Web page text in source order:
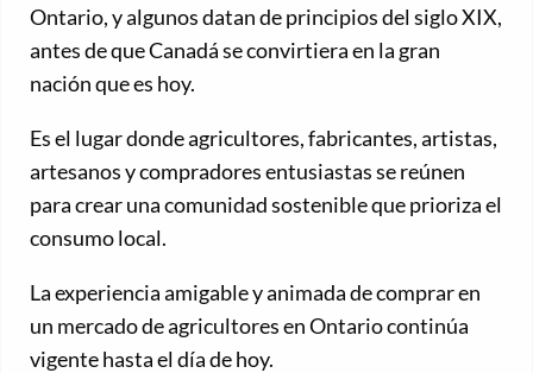
Ontario, y algunos datan de principios del siglo XIX,
antes de que Canadá se convirtiera en la gran
nación que es hoy.
Es el lugar donde agricultores, fabricantes, artistas,
artesanos y compradores entusiastas se reúnen
para crear una comunidad sostenible que prioriza el
consumo local.
La experiencia amigable y animada de comprar en
un mercado de agricultores en Ontario continúa
vigente hasta el día de hoy.